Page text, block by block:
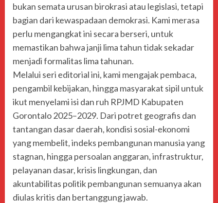
bukan semata urusan birokrasi atau legislasi, tetapi
bagian dari kewaspadaan demokrasi. Kami merasa
perlu mengangkat ini secara berseri, untuk
memastikan bahwa janji lima tahun tidak sekadar
menjadi formalitas lima tahunan.
Melalui seri editorial ini, kami mengajak pembaca,
pengambil kebijakan, hingga masyarakat sipil untuk
ikut menyelami isi dan ruh RPJMD Kabupaten
Gorontalo 2025–2029. Dari potret geografis dan
tantangan dasar daerah, kondisi sosial-ekonomi
yang membelit, indeks pembangunan manusia yang
stagnan, hingga persoalan anggaran, infrastruktur,
pelayanan dasar, krisis lingkungan, dan
akuntabilitas politik pembangunan semuanya akan
diulas kritis dan bertanggung jawab.